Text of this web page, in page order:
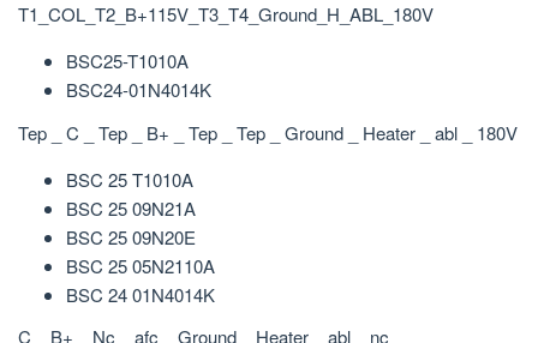
T1_COL_T2_B+115V_T3_T4_Ground_H_ABL_180V
BSC25-T1010A
BSC24-01N4014K
Tep _ C _ Tep _ B+ _ Tep _ Tep _ Ground _ Heater _ abl _ 180V
BSC 25 T1010A
BSC 25 09N21A
BSC 25 09N20E
BSC 25 05N2110A
BSC 24 01N4014K
C _ B+ _ Nc _ afc _ Ground _ Heater _ abl _ nc